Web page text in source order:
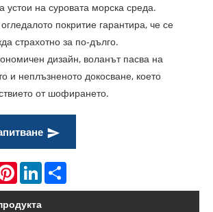
на суровата морска среда.
покритие гарантира, че се
страхотно за по-дълго.
дизайн, воланът пасва на
и неплъзненото докосване, което
от шофирането.
PinterestLinkedIn